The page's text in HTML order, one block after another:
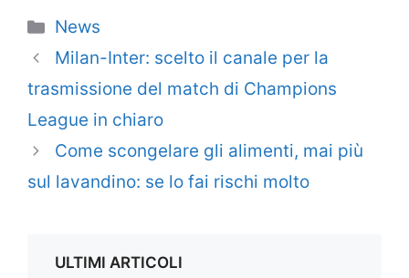
Categorie
News
Milan-Inter: scelto il canale per la
trasmissione del match di Champions
League in chiaro
Come scongelare gli alimenti, mai più
sul lavandino: se lo fai rischi molto
ULTIMI ARTICOLI